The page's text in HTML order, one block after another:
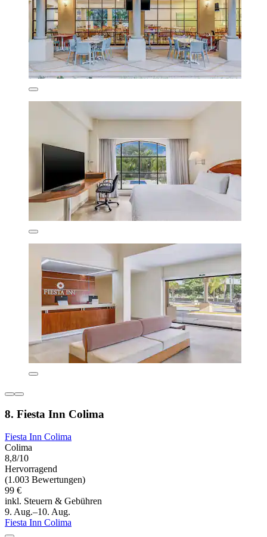
8. Fiesta Inn Colima
Fiesta Inn Colima
Colima
8,8/10
Hervorragend
(1.003 Bewertungen)
99 €
inkl. Steuern & Gebühren
9. Aug.–10. Aug.
Fiesta Inn Colima